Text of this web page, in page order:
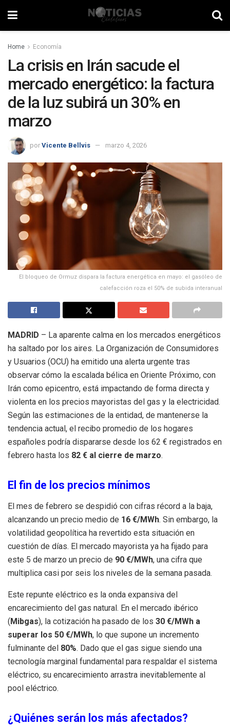
Home Economía
La crisis en Irán sacude el
mercado energético: la factura
de la luz subirá un 30% en
marzo
por Vicente Bellvis marzo 4, 2026
El bloqueo de Ormuz dispara la factura energética en mayo: el gasóleo de
calefacción roza el 50% de subida interanual
MADRID – La aparente calma en los mercados energéticos
ha saltado por los aires. La Organización de Consumidores
y Usuarios (OCU) ha emitido una alerta urgente tras
observar cómo la escalada bélica en Oriente Próximo, con
Irán como epicentro, está impactando de forma directa y
violenta en los precios mayoristas del gas y la electricidad.
Según las estimaciones de la entidad, de mantenerse la
tendencia actual, el recibo promedio de los hogares
españoles podría dispararse desde los 62 € registrados en
febrero hasta los 82 € al cierre de marzo.
El fin de los precios mínimos
El mes de febrero se despidió con cifras récord a la baja,
alcanzando un precio medio de 16 €/MWh. Sin embargo, la
volatilidad geopolítica ha revertido esta situación en
cuestión de días. El mercado mayorista ya ha fijado para
este 5 de marzo un precio de 90 €/MWh, una cifra que
multiplica casi por seis los niveles de la semana pasada.
Este repunte eléctrico es la onda expansiva del
encarecimiento del gas natural. En el mercado ibérico
(Mibgas), la cotización ha pasado de los 30 €/MWh a
superar los 50 €/MWh, lo que supone un incremento
fulminante del 80%. Dado que el gas sigue siendo una
tecnología marginal fundamental para respaldar el sistema
eléctrico, su encarecimiento arrastra inevitablemente al
pool eléctrico.
¿Quiénes serán los más afectados?